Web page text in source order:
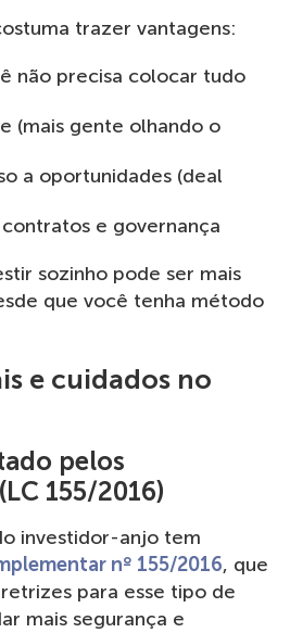
trazer vantagens:
não precisa colocar tudo
(mais gente olhando o
a oportunidades (deal
e governança
sozinho pode ser mais
que você tenha método
e cuidados no
pelos
155/2016)
investidor-anjo tem
nº 155/2016, que
para esse tipo de
mais segurança e